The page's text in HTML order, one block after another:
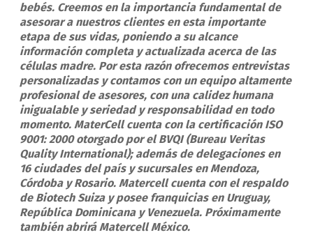
bebés. Creemos en la importancia fundamental de
asesorar a nuestros clientes en esta importante
etapa de sus vidas, poniendo a su alcance
información completa y actualizada acerca de las
células madre. Por esta razón ofrecemos entrevistas
personalizadas y contamos con un equipo altamente
profesional de asesores, con una calidez humana
inigualable y seriedad y responsabilidad en todo
momento. MaterCell cuenta con la certificación ISO
9001: 2000 otorgado por el BVQI (Bureau Veritas
Quality International); además de delegaciones en
16 ciudades del país y sucursales en Mendoza,
Córdoba y Rosario. Matercell cuenta con el respaldo
de Biotech Suiza y posee franquicias en Uruguay,
República Dominicana y Venezuela. Próximamente
también abrirá Matercell México.